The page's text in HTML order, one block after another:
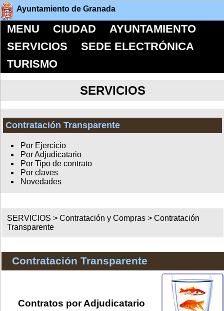
Ayuntamiento de Granada
MENU CIUDAD
AYUNTAMIENTO
SERVICIOS
SEDE ELECTRÓNICA
TURISMO
SERVICIOS
Contratación Transparente
Por Ejercicio
Por Adjudicatario
Por Tipo de contrato
Por claves
Novedades
SERVICIOS >Contratación y Compras >Contratación
Transparente
Contratación Transparente
Contratos por Adjudicatario